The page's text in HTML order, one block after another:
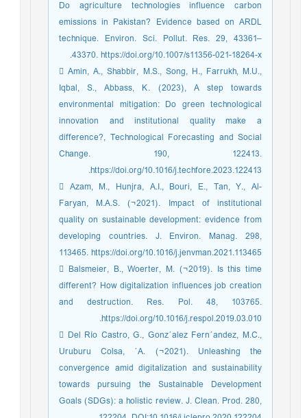
Do agriculture technologies influence carbon
emissions in Pakistan? Evidence based on ARDL
technique. Environ. Sci. Pollut. Res. 29, 43361–
43370. https://doi.org/10.1007/s11356-021-18264-x.
 Amin, A., Shabbir, M.S., Song, H., Farrukh, M.U.,
Iqbal, S., Abbass, K. (2023), A step towards
environmental mitigation: Do green technological
innovation and institutional quality make a
difference?, Technological Forecasting and Social
Change. 190, 122413.
https://doi.org/10.1016/j.techfore.2023.122413.
 Azam, M., Hunjra, A.I., Bouri, E., Tan, Y., Al-
Faryan, M.A.S. (¬2021). Impact of institutional
quality on sustainable development: evidence from
developing countries. J. Environ. Manag. 298,
113465. https://doi.org/10.1016/j.jenvman.2021.113465
 Balsmeier, B., Woerter, M. (¬2019). Is this time
different? How digitalization influences job creation
and destruction. Res. Pol. 48, 103765.
https://doi.org/10.1016/j.respol.2019.03.010.
 Del Río Castro, G., Gonz´alez Fern´andez, M.C.,
Uruburu Colsa, ´A. (¬2021). Unleashing the
convergence amid digitalization and sustainability
towards pursuing the Sustainable Development
Goals (SDGs): a holistic review. J. Clean. Prod. 280,